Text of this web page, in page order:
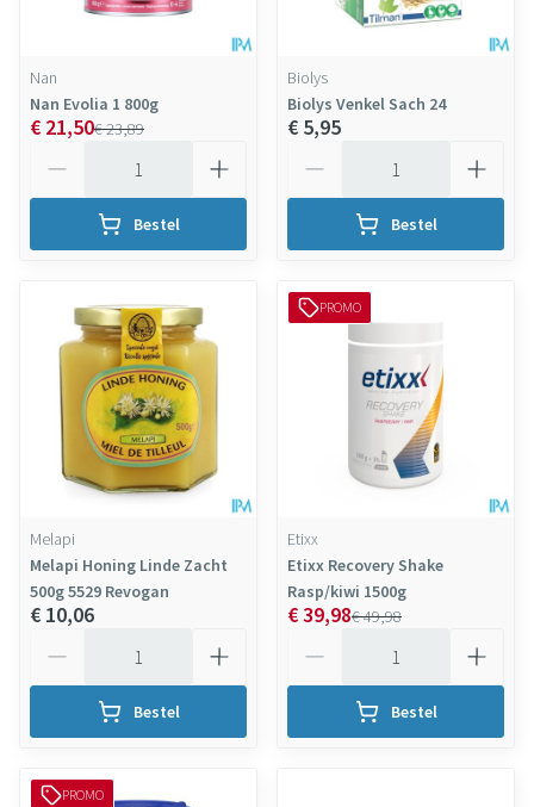
Nan
Nan Evolia 1 800g
€ 23,89
€ 21,50
Bestel
Biolys
Biolys Venkel Sach 24
€ 5,95
Bestel
Melapi
Melapi Honing Linde Zacht
500g 5529 Revogan
€ 10,06
Bestel
PROMO
Etixx
Etixx Recovery Shake
Rasp/kiwi 1500g
€ 49,98
€ 39,98
Bestel
PROMO